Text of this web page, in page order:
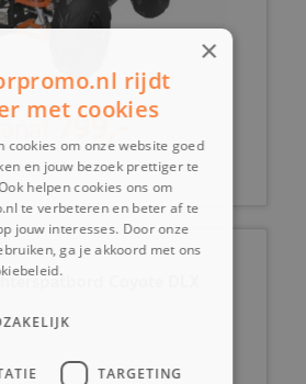
799,-
Coyote DLX
×
rijdt
met cookies
cookies om onze website goed
en jouw bezoek prettiger te
helpen cookies ons om
te verbeteren en beter af te
jouw interesses. Door onze
ga je akkoord met ons
TARGETING